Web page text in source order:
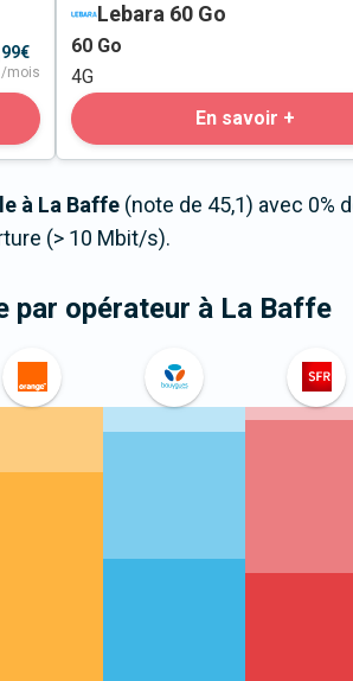
99€
/mois
Lebara 60 Go
60 Go
4G
En savoir +
à La Baffe (note de 45,1) avec 0%
(> 10 Mbit/s).
par opérateur à La Baffe